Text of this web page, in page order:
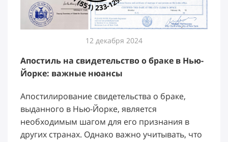
12 декабря 2024
Апостиль на свидетельство о браке в Нью-
Йорке: важные нюансы
Апостилирование свидетельства о браке,
выданного в Нью-Йорке, является
необходимым шагом для его признания в
других странах. Однако важно учитывать, что